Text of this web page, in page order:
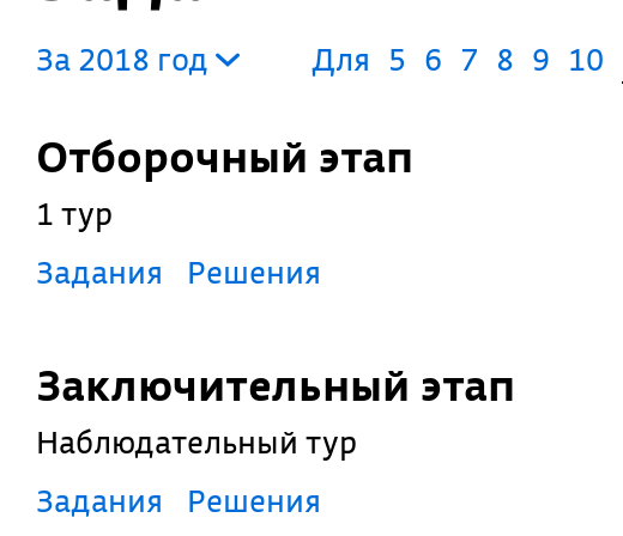
За 2018 год Для 5 6 7 8 9 10
Отборочный этап
1 тур
Задания
Решения
Заключительный этап
Наблюдательный тур
Задания
Решения